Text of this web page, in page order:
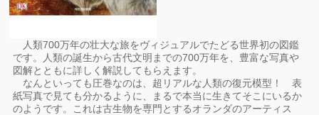
人類700万年の壮大な旅をヴィジュアルでたどる世界初の図鑑
です。人類の誕生から古代文明までの700万年を、豊富な写真や
図解とともに詳しく解説してもらえます。
なんといっても圧巻なのは、超リアルな人類の復元模型！ 表
紙写真で見ても分かるように、まるで本当に生きてそこにいるか
のようです。これは古生物を専門とするオランダのアーティス